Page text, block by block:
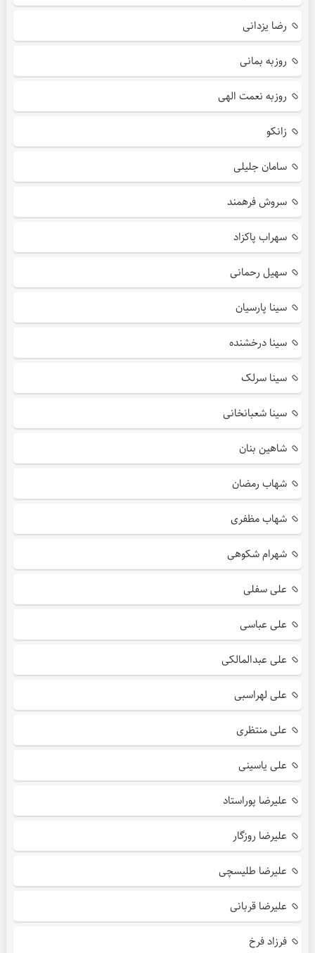
رضا یزدانی
روزبه بمانی
روزبه نعمت الهی
زانکو
سامان جلیلی
سروش فرهمند
سهراب پاکزاد
سهیل رحمانی
سینا پارسیان
سینا درخشنده
سینا سرلک
سینا شعبانخانی
شاهین بنان
شهاب رمضان
شهاب مظفری
شهرام شکوهی
علی سفلی
علی عباسی
علی عبدالمالکی
علی لهراسبی
علی منتظری
علی یاسینی
علیرضا پوراستاد
علیرضا روزگار
علیرضا طلیسچی
علیرضا قربانی
فرزاد فرخ